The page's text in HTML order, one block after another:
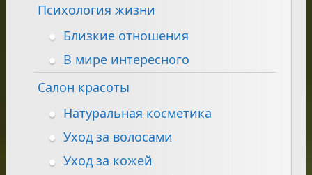
Психология жизни
Близкие отношения
В мире интересного
Салон красоты
Натуральная косметика
Уход за волосами
Уход за кожей